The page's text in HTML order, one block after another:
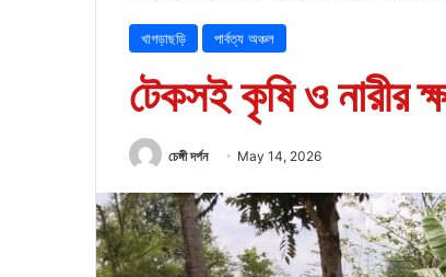
খাগড়াছড়ি পার্বত্য অঞ্চল
টেকসই কৃষি ও নারীর
চেঙ্গী দর্পন May 14, 2026